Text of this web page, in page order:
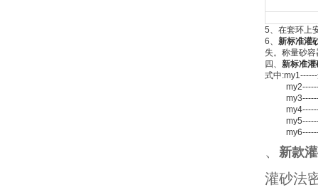
5、在套环上
6、 新标准灌
失。称量砂
四、 新标准
式中
my2------量
my3------
my4------试
my5------量
my6------
、 新款
灌砂法